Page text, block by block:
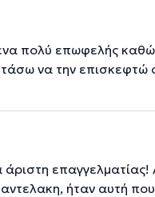
πολύ επωφελής
να την επισκεφτώ
ήταν αυτή